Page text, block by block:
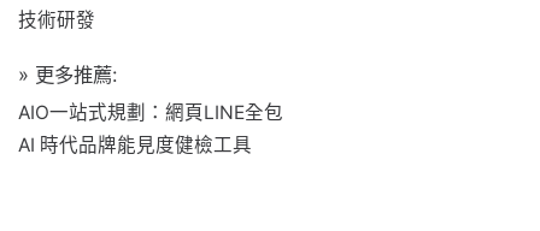
技術研發
» 更多推薦:
AIO一站式規劃：網頁LINE全包
AI 時代品牌能見度健檢工具